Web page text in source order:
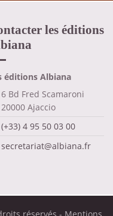
les éditions
éditions Albiana
6 Bd Fred Scamaroni
20000 Ajaccio
(+33) 4 95 50 03 00
secretariat@albiana.fr